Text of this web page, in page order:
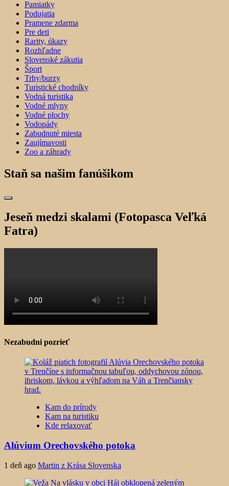
Pamiatky
Podujatia
Pramene zdarma
Pre deti
Rarity, úkazy
Rozhľadne
Slovenské zákutia
Šport
Trhy/burzy
Turistické chodníky
Vodná turistika
Vodné mlyny
Vodné plochy
Vodopády
Zabudnuté miesta
Zaujímavosti
Zoo a záhrady
Staň sa našim fanúšikom
Jeseň medzi skalami (Fotopasca Veľká
Fatra)
Nezabudni pozrieť
Kam do prírody
Kam na turistiku
Kde relaxovať
Alúvium Orechovského potoka
1 deň ago Martin z Krása Slovenska